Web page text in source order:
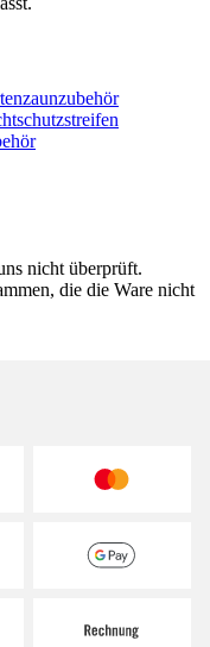
nicht überprüft.
die die Ware nicht